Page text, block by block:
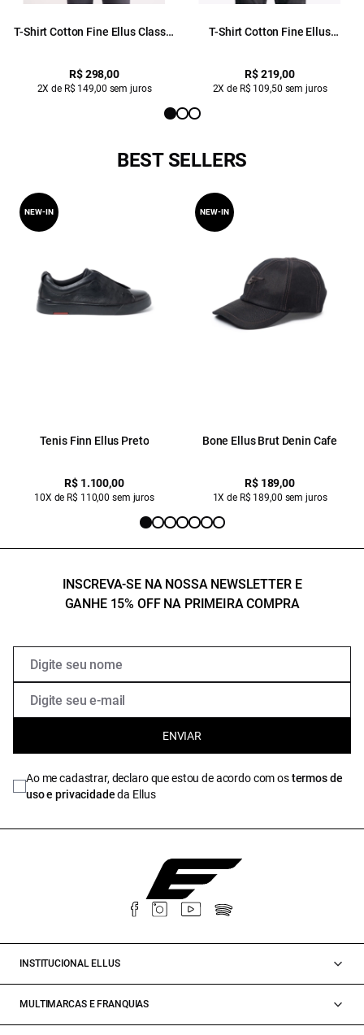
T-Shirt Cotton Fine Ellus Classic
R$ 298,00
2X de R$ 149,00 sem juros
T-Shirt Cotton Fine Ellus
R$ 219,00
2X de R$ 109,50 sem juros
BEST SELLERS
Tenis Finn Ellus Preto
R$ 1.100,00
10X de R$ 110,00 sem juros
NEW-IN
Bone Ellus Brut Denin Cafe
R$ 189,00
1X de R$ 189,00 sem juros
NEW-IN
INSCREVA-SE NA NOSSA NEWSLETTER E
GANHE 15% OFF NA PRIMEIRA COMPRA
ENVIAR
Ao me cadastrar, declaro que estou de acordo com ostermos de
uso e privacidadeda Ellus
INSTITUCIONAL ELLUS
MULTIMARCAS E FRANQUIAS